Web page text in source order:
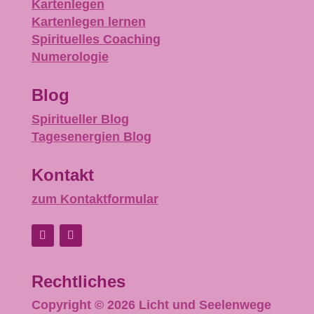
Kartenlegen
Kartenlegen lernen
Spirituelles Coaching
Numerologie
Blog
Spiritueller Blog
Tagesenergien Blog
Kontakt
zum Kontaktformular
Rechtliches
Copyright © 2026 Licht und Seelenwege